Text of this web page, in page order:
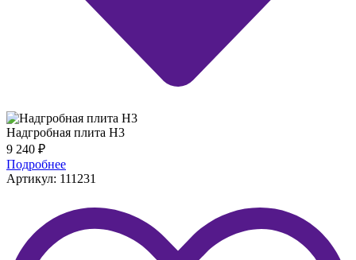
Надгробная плита H3
9 240 ₽
Подробнее
Артикул: 111231